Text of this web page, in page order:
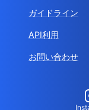
ガイドライン
API利用
お問い合わせ